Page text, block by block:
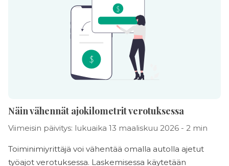
Näin vähennät ajokilometrit verotuksessa
Viimeisin päivitys: lukuaika 13 maaliskuu 2026 - 2 min
Toiminimiyrittäjä voi vähentää omalla autolla ajetut
työajot verotuksessa. Laskemisessa käytetään